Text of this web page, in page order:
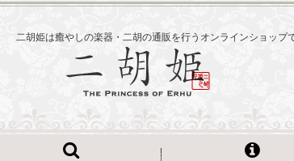
二胡姫は癒やしの楽器・二胡の通販を行うオンラインショップ